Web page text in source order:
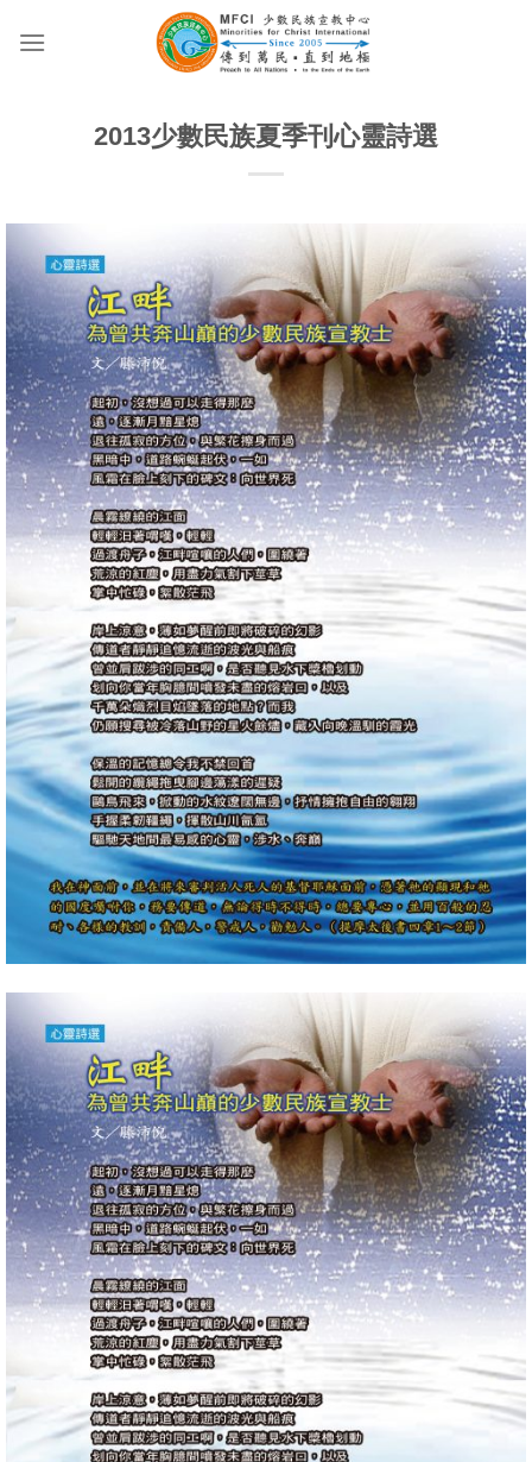
2013少數民族夏季刊心靈詩選